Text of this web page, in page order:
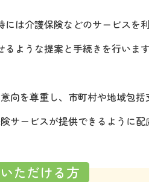
は介護保険などのサービスを利
ような提案と手続きを行います
向を尊重し、市町村や地域包括
サービスが提供できるように配
ただける方